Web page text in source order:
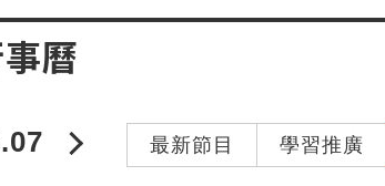
頁主要內容區。
曆
06月 2026年08月
最新節目 學習推廣